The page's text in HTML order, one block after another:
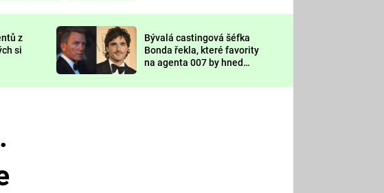
NORRIS
DEADPOOL
Prima LAJK
Sledujte nás
z
si
Bývalá castingová šéfka
Bonda řekla, které favority
na agenta 007 by hned